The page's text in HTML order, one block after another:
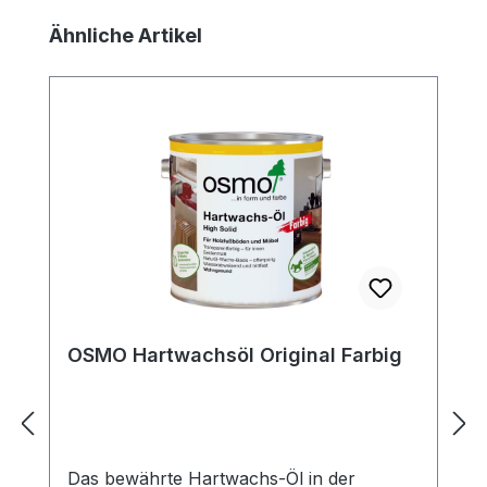
schützen möchten.
Produktgalerie überspringen
Ähnliche Artikel
OSMO Hartwachsöl Original Farbig
Das bewährte Hartwachs-Öl in der